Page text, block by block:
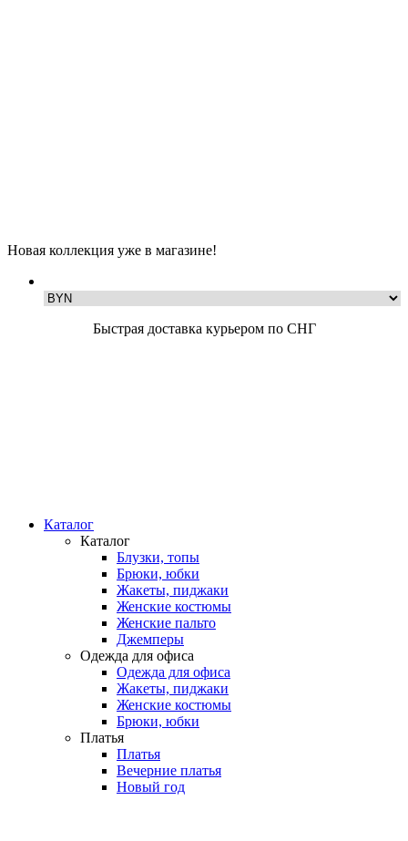
Новая коллекция уже в магазине!
Быстрая доставка курьером по СНГ
Каталог
Каталог
Блузки, топы
Брюки, юбки
Жакеты, пиджаки
Женские костюмы
Женские пальто
Джемперы
Одежда для офиса
Одежда для офиса
Жакеты, пиджаки
Женские костюмы
Брюки, юбки
Платья
Платья
Вечерние платья
Новый год